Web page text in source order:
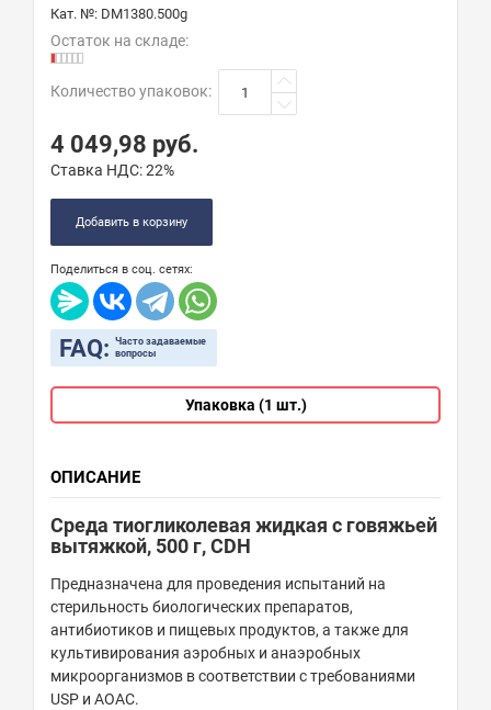
Кат. №: DM1380.500g
Остаток на складе:
Количество упаковок:
4 049,98 руб.
Ставка НДС:22%
Добавить в корзину
Поделиться в соц. сетях:
FAQ: Часто задаваемые
вопросы
Упаковка (1 шт.)
ОПИСАНИЕ
Среда тиогликолевая жидкая с говяжьей
вытяжкой, 500 г, CDH
Предназначена для проведения испытаний на
стерильность биологических препаратов,
антибиотиков и пищевых продуктов, а также для
культивирования аэробных и анаэробных
микроорганизмов в соответствии с требованиями
USP и AOAC.